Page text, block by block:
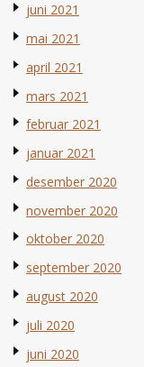
juni 2021
mai 2021
april 2021
mars 2021
februar 2021
januar 2021
desember 2020
november 2020
oktober 2020
september 2020
august 2020
juli 2020
juni 2020